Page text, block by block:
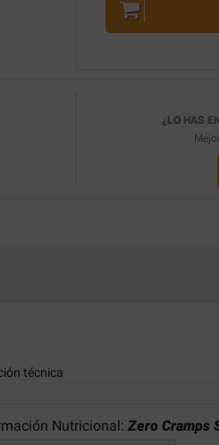
¿LO HAS
técnica
Nutricional: Zero Cramps